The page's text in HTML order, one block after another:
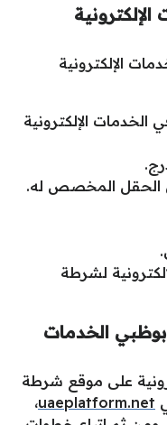
الإلكترونية
الخدمات الإلكترونية
في الحقل المخصص له.
لشرطة
الخدمات
على موقع شرطة
uaeplatform.net،